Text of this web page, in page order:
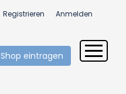
Registrieren Anmelden
Shop eintragen